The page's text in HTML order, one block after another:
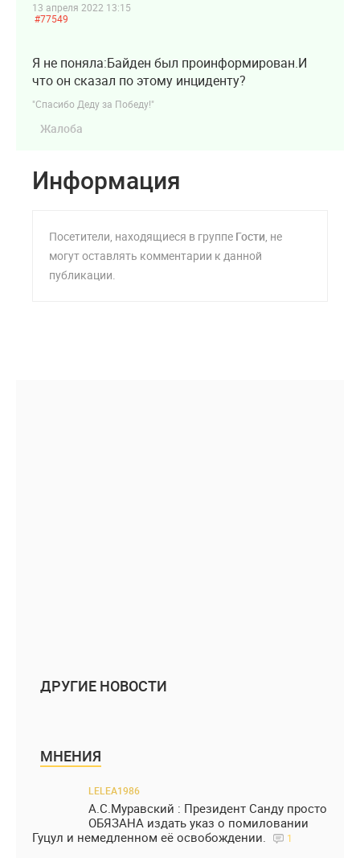
13 апреля 2022 13:15
#77549
Я не поняла:Байден был проинформирован.И
что он сказал по этому инциденту?
"Спасибо Деду за Победу!"
Жалоба
Информация
Посетители, находящиеся в группе Гости, не
могут оставлять комментарии к данной
публикации.
ДРУГИЕ НОВОСТИ
МНЕНИЯ
LELEA1986
А.С.Муравский : Президент Санду просто
ОБЯЗАНА издать указ о помиловании
Гуцул и немедленном её освобождении.
1